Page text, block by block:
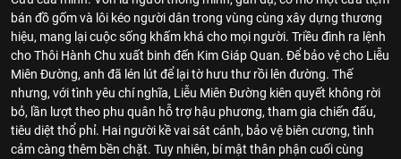
bán đồ gốm và lôi kéo người dân trong vùng cùng xây dựng thương
hiệu, mang lại cuộc sống khấm khá cho mọi người. Triều đình ra lệnh
cho Thôi Hành Chu xuất binh đến Kim Giáp Quan. Để bảo vệ cho Liễu
Miên Đường, anh đã lén lút để lại tờ hưu thư rồi lên đường. Thế
nhưng, với tình yêu chí nghĩa, Liễu Miên Đường kiên quyết không rời
bỏ, lần lượt theo phu quân hỗ trợ hậu phương, tham gia chiến đấu,
tiêu diệt thổ phỉ. Hai người kề vai sát cánh, bảo vệ biên cương, tình
cảm càng thêm bền chặt. Tuy nhiên, bí mật thân phận cuối cùng